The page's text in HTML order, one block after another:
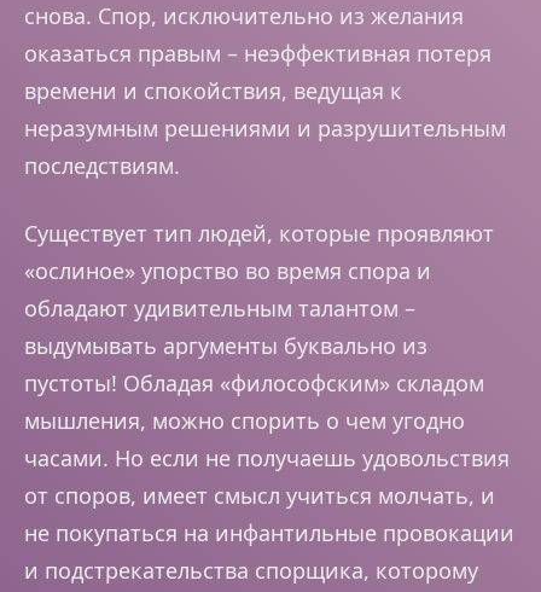
снова. Спор, исключительно из желания
оказаться правым – неэффективная потеря
времени и спокойствия, ведущая к
неразумным решениями и разрушительным
последствиям.
Существует тип людей, которые проявляют
«ослиное» упорство во время спора и
обладают удивительным талантом –
выдумывать аргументы буквально из
пустоты! Обладая «философским» складом
мышления, можно спорить о чем угодно
часами. Но если не получаешь удовольствия
от споров, имеет смысл учиться молчать, и
не покупаться на инфантильные провокации
и подстрекательства спорщика, которому